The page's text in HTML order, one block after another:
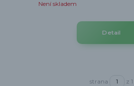
Není skladem
Detail
strana z 1